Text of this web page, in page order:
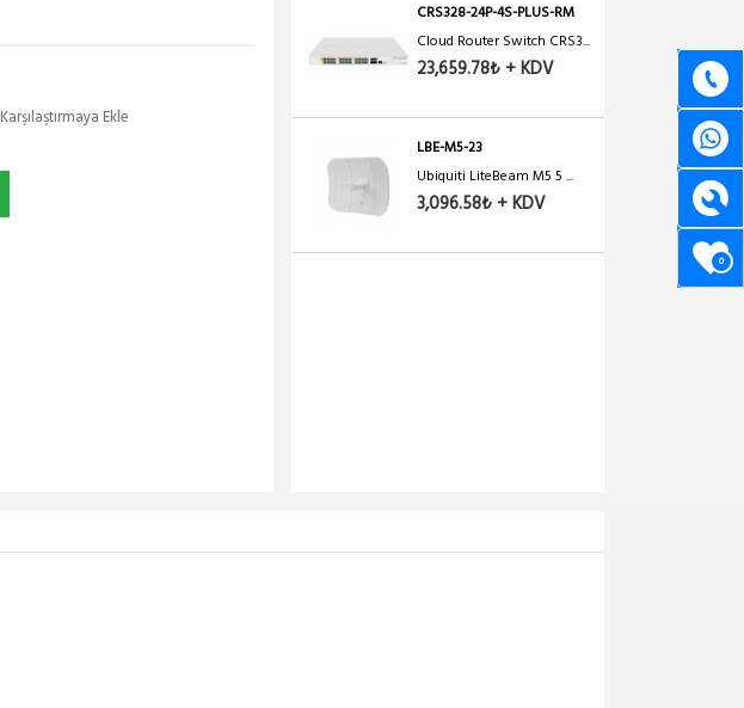
0
Karşılaştırmaya Ekle
CRS328-24P-4S-PLUS-RM
Cloud Router Switch CRS3...
23,659.78₺ + KDV
LBE-M5-23
Ubiquiti LiteBeam M5 5 ...
3,096.58₺ + KDV